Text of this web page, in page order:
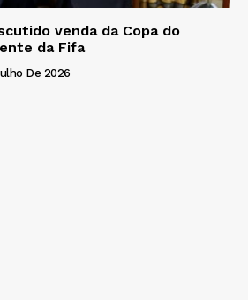
venda da Copa do
da Fifa
De 2026